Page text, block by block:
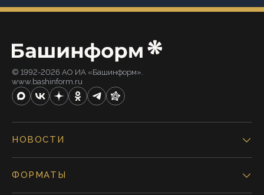
© 1992-2026 АО ИА «Башинформ».
www.bashinform.ru
НОВОСТИ
ФОРМАТЫ